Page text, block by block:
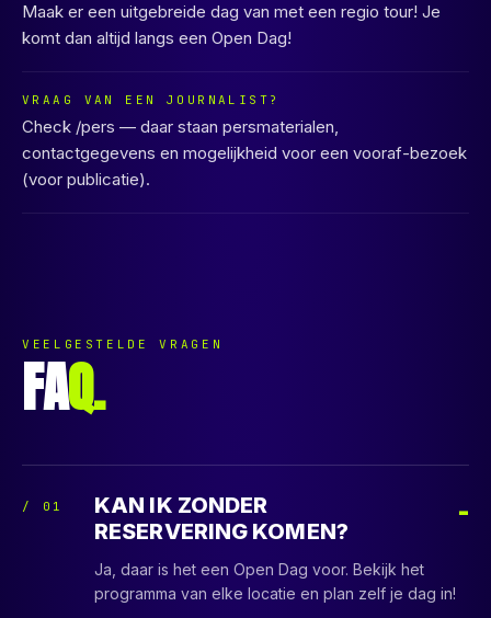
Maak er een uitgebreide dag van met een regio tour! Je
komt dan altijd langs een Open Dag!
VRAAG VAN EEN JOURNALIST?
Check /pers — daar staan persmaterialen,
contactgegevens en mogelijkheid voor een vooraf-bezoek
(voor publicatie).
VEELGESTELDE VRAGEN
FAQ.
/ 01
KAN IK ZONDER
RESERVERING KOMEN?
Ja, daar is het een Open Dag voor. Bekijk het
programma van elke locatie en plan zelf je dag in!